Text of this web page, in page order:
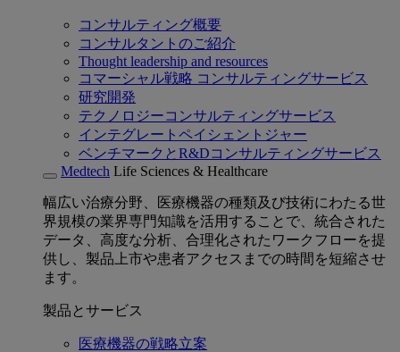
コンサルティング概要
コンサルタントのご紹介
Thought leadership and resources
コマーシャル戦略 コンサルティングサービス
研究開発
テクノロジーコンサルティングサービス
インテグレートペイシェントジャー
ベンチマークとR&Dコンサルティングサービス
Medtech Life Sciences & Healthcare
幅広い治療分野、医療機器の種類及び技術にわたる世
界規模の業界専門知識を活用することで、統合された
データ、高度な分析、合理化されたワークフローを提
供し、製品上市や患者アクセスまでの時間を短縮させ
ます。
製品とサービス
医療機器の戦略立案